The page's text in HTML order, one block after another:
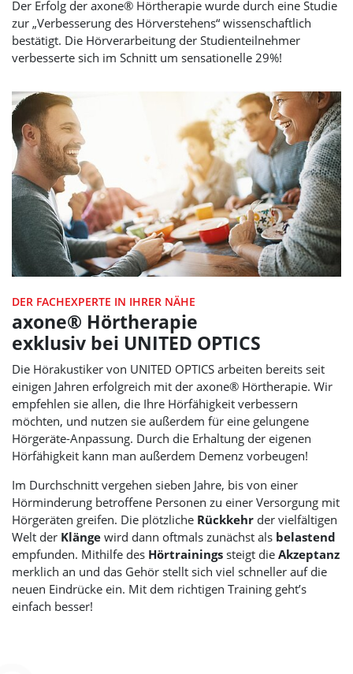
Der Erfolg der axone® Hörtherapie wurde durch eine Studie
zur „Verbesserung des Hörverstehens“ wissenschaftlich
bestätigt. Die Hörverarbeitung der Studienteilnehmer
verbesserte sich im Schnitt um sensationelle 29%!
DER FACHEXPERTE IN IHRER NÄHE
axone® Hörtherapie
exklusiv bei UNITED OPTICS
Die Hörakustiker von UNITED OPTICS arbeiten bereits seit
einigen Jahren erfolgreich mit der axone® Hörtherapie. Wir
empfehlen sie allen, die Ihre Hörfähigkeit verbessern
möchten, und nutzen sie außerdem für eine gelungene
Hörgeräte-Anpassung. Durch die Erhaltung der eigenen
Hörfähigkeit kann man außerdem Demenz vorbeugen!
Im Durchschnitt vergehen sieben Jahre, bis von einer
Hörminderung betroffene Personen zu einer Versorgung mit
Hörgeräten greifen. Die plötzliche Rückkehr der vielfältigen
Welt der Klänge wird dann oftmals zunächst als belastend
empfunden. Mithilfe des Hörtrainings steigt die Akzeptanz
merklich an und das Gehör stellt sich viel schneller auf die
neuen Eindrücke ein. Mit dem richtigen Training geht’s
einfach besser!